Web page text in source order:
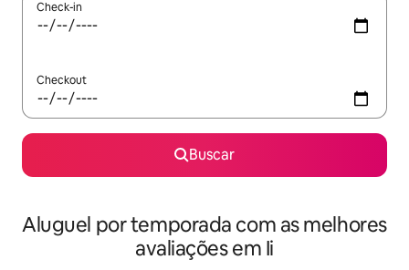
Check-in
Checkout
Buscar
Aluguel por temporada com as melhores
avaliações em Ii